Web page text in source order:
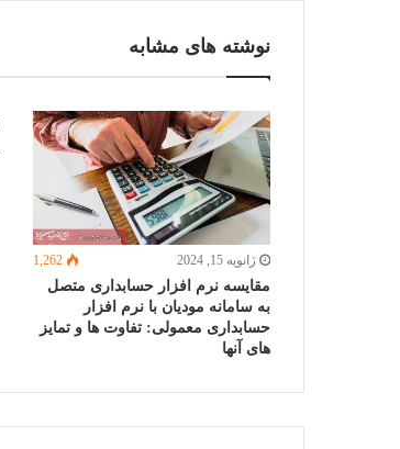
نوشته های مشابه
ژانویه 15, 2024 1,262
مقایسه نرم افزار حسابداری متصل
به سامانه مودیان با نرم افزار
حسابداری معمولی: تفاوت ها و تمایز
های آنها